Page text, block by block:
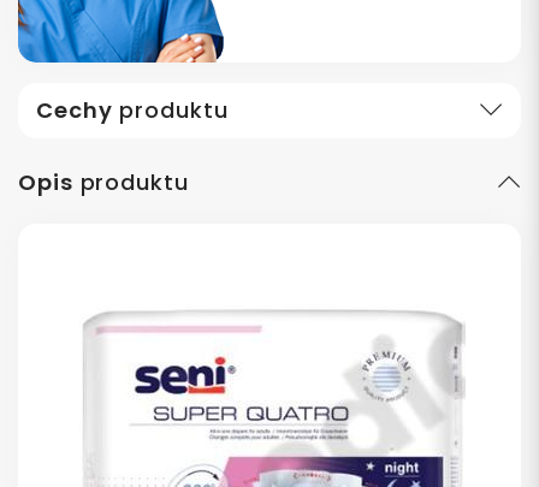
Cechy produktu
Opis produktu